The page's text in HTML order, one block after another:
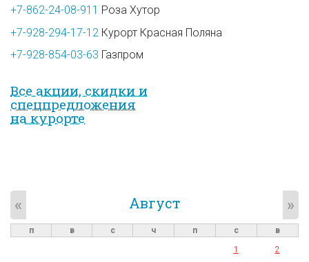
+7-862-24-08-911 Роза Хутор
+7-928-294-17-12 Курорт Красная Поляна
+7-928-854-03-63 Газпром
Все акции, скидки и
спец­предложе­ния
на курорте
Август
« »
п в с ч п с
в
1
2